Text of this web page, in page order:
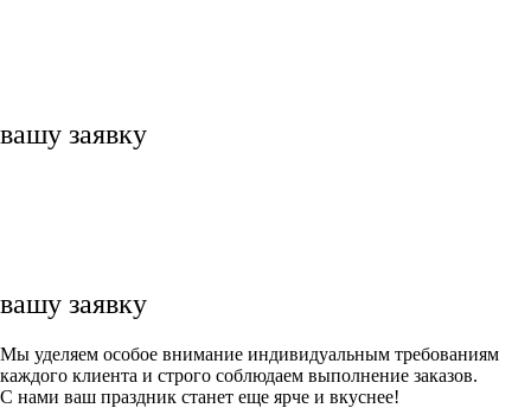
вашу заявку
вашу заявку
Мы уделяем особое внимание индивидуальным требованиям
каждого клиента и строго соблюдаем выполнение заказов.
С нами ваш праздник станет еще ярче и вкуснее!